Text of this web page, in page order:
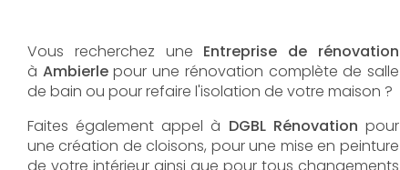
Vous recherchez une Entreprise de rénovation
à Ambierlepour une rénovation complète de salle
de bain ou pour refaire l'isolation de votre maison ?
Faites également appel à DGBL Rénovation pour
une création de cloisons, pour une mise en peinture